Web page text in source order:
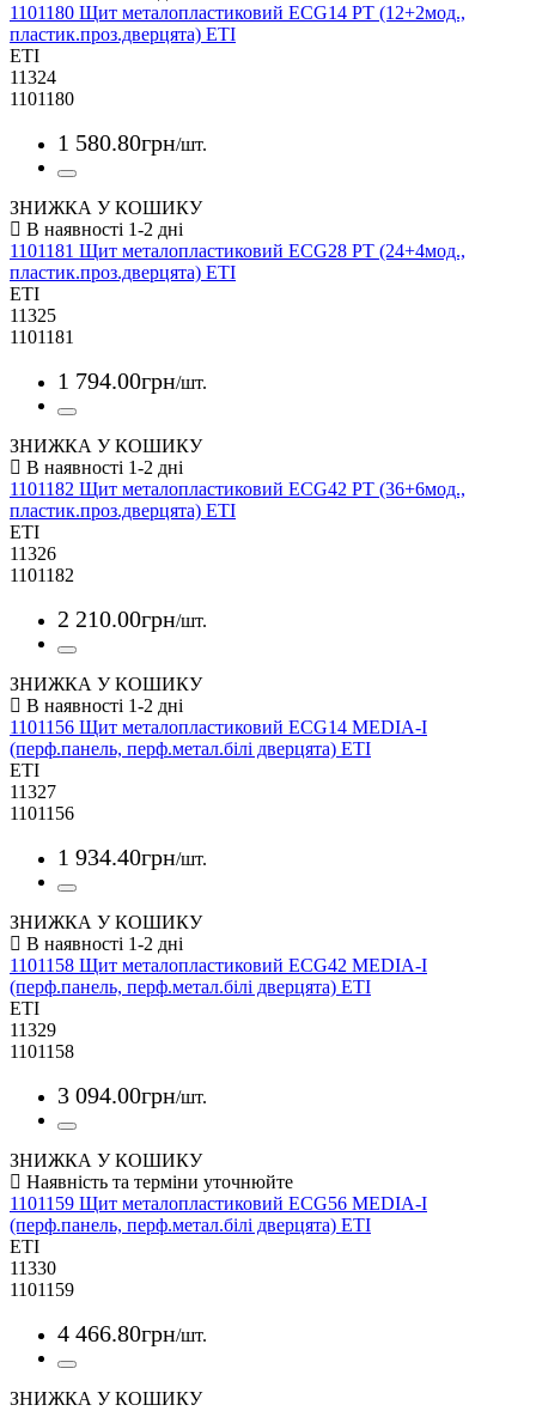
1101180 Щит металопластиковий ECG14 PT (12+2мод.,
пластик.проз.дверцята) ETI
ETI
11324
1101180
1 580.80грн/шт.
ЗНИЖКА У КОШИКУ
1101181 Щит металопластиковий ECG28 PT (24+4мод.,
пластик.проз.дверцята) ETI
ETI
11325
1101181
1 794.00грн/шт.
ЗНИЖКА У КОШИКУ
1101182 Щит металопластиковий ECG42 PT (36+6мод.,
пластик.проз.дверцята) ETI
ETI
11326
1101182
2 210.00грн/шт.
ЗНИЖКА У КОШИКУ
1101156 Щит металопластиковий ECG14 MEDIA-I
(перф.панель, перф.метал.білі дверцята) ETI
ETI
11327
1101156
1 934.40грн/шт.
ЗНИЖКА У КОШИКУ
1101158 Щит металопластиковий ECG42 MEDIA-I
(перф.панель, перф.метал.білі дверцята) ETI
ETI
11329
1101158
3 094.00грн/шт.
ЗНИЖКА У КОШИКУ
1101159 Щит металопластиковий ECG56 MEDIA-I
(перф.панель, перф.метал.білі дверцята) ETI
ETI
11330
1101159
4 466.80грн/шт.
ЗНИЖКА У КОШИКУ